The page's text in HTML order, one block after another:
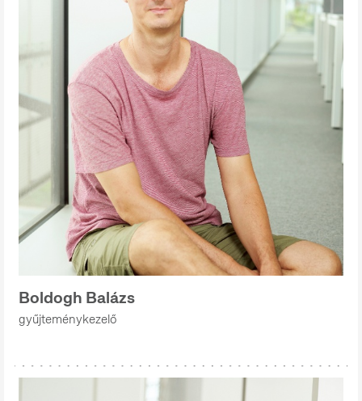
Boldogh Balázs
gyűjteménykezelő